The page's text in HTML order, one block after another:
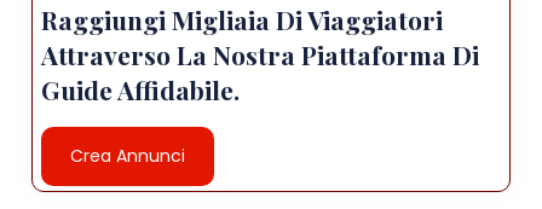
Raggiungi Migliaia Di Viaggiatori
Attraverso La Nostra Piattaforma Di
Guide Affidabile.
Crea Annunci